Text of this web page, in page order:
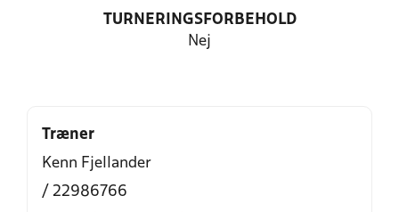
TURNERINGSFORBEHOLD
Nej
Træner
Kenn Fjellander
/ 22986766